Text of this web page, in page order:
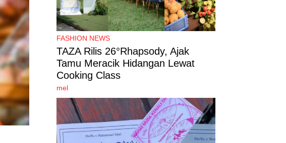
FASHION NEWS
TAZA Rilis 26°Rhapsody, Ajak
Tamu Meracik Hidangan Lewat
Cooking Class
mel